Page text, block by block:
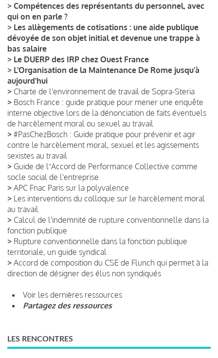
> Compétences des représentants du personnel, avec
qui on en parle ?
> Les allègements de cotisations : une aide publique
dévoyée de son objet initial et devenue une trappe à
bas salaire
> Le DUERP des IRP chez Ouest France
> L’Organisation de la Maintenance De Rome jusqu’à
aujourd’hui
> Charte de l'environnement de travail de Sopra-Steria
> Bosch France : guide pratique pour mener une enquête
interne objective lors de la dénonciation de faits éventuels
de harcèlement moral ou sexuel au travail
> #PasChezBosch : Guide pratique pour prévenir et agir
contre le harcèlement moral, sexuel et les agissements
sexistes au travail
> Guide de lʼAccord de Performance Collective comme
socle social de l'entreprise
> APC Fnac Paris sur la polyvalence
> Les interventions du colloque sur le harcèlement moral
au travail
> Calcul de l'indemnité de rupture conventionnelle dans la
fonction publique
> Rupture conventionnelle dans la fonction publique
territoriale, un guide syndical
> Accord de composition du CSE de Flunch qui permet à la
direction de désigner des élus non syndiqués
Voir les dernières ressources
Partagez des ressources
LES RENCONTRES